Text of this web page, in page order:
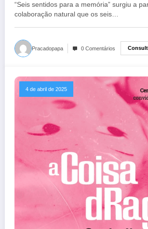
“Seis sentidos para a memória” surgiu a
colaboração natural que os seis…
Pracadopapa 0 Comentários
4 de abril de 2025